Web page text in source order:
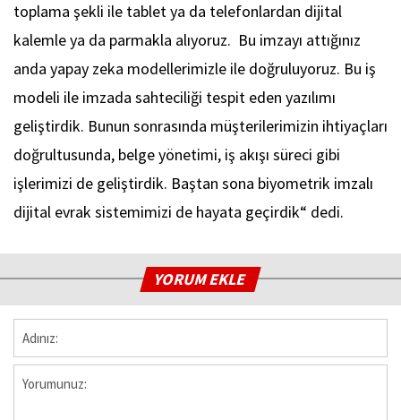
toplama şekli ile tablet ya da telefonlardan dijital
kalemle ya da parmakla alıyoruz. Bu imzayı attığınız
anda yapay zeka modellerimizle ile doğruluyoruz. Bu iş
modeli ile imzada sahteciliği tespit eden yazılımı
geliştirdik. Bunun sonrasında müşterilerimizin ihtiyaçları
doğrultusunda, belge yönetimi, iş akışı süreci gibi
işlerimizi de geliştirdik. Baştan sona biyometrik imzalı
dijital evrak sistemimizi de hayata geçirdik“ dedi.
YORUM EKLE